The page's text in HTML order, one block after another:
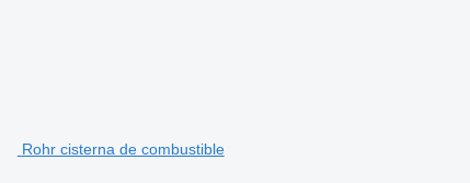
Rohr cisterna de combustible